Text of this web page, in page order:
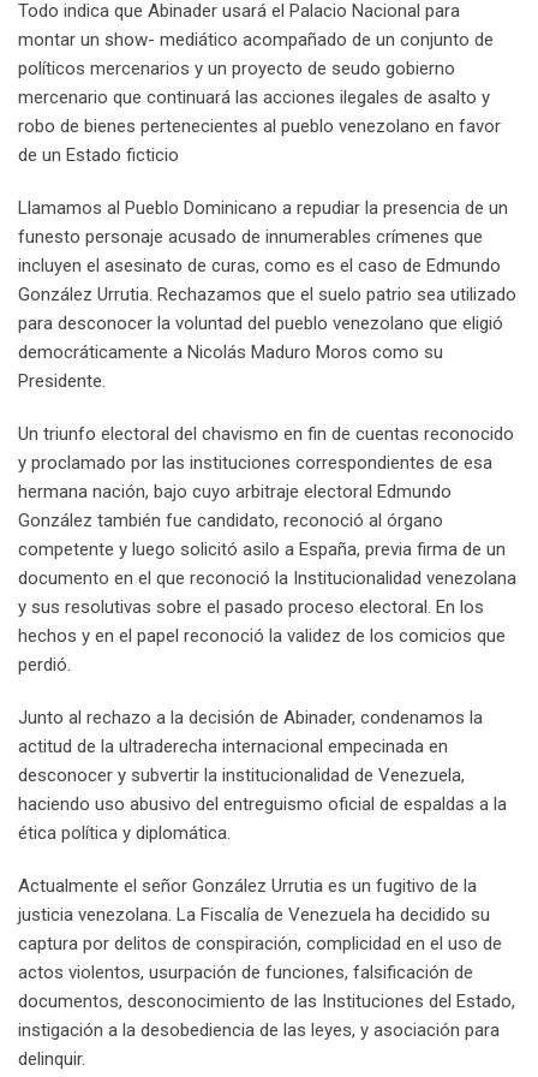
Todo indica que Abinader usará el Palacio Nacional para
montar un show- mediático acompañado de un conjunto de
políticos mercenarios y un proyecto de seudo gobierno
mercenario que continuará las acciones ilegales de asalto y
robo de bienes pertenecientes al pueblo venezolano en favor
de un Estado ficticio
Llamamos al Pueblo Dominicano a repudiar la presencia de un
funesto personaje acusado de innumerables crímenes que
incluyen el asesinato de curas, como es el caso de Edmundo
González Urrutia. Rechazamos que el suelo patrio sea utilizado
para desconocer la voluntad del pueblo venezolano que eligió
democráticamente a Nicolás Maduro Moros como su
Presidente.
Un triunfo electoral del chavismo en fin de cuentas reconocido
y proclamado por las instituciones correspondientes de esa
hermana nación, bajo cuyo arbitraje electoral Edmundo
González también fue candidato, reconoció al órgano
competente y luego solicitó asilo a España, previa firma de un
documento en el que reconoció la Institucionalidad venezolana
y sus resolutivas sobre el pasado proceso electoral. En los
hechos y en el papel reconoció la validez de los comicios que
perdió.
Junto al rechazo a la decisión de Abinader, condenamos la
actitud de la ultraderecha internacional empecinada en
desconocer y subvertir la institucionalidad de Venezuela,
haciendo uso abusivo del entreguismo oficial de espaldas a la
ética política y diplomática.
Actualmente el señor González Urrutia es un fugitivo de la
justicia venezolana. La Fiscalía de Venezuela ha decidido su
captura por delitos de conspiración, complicidad en el uso de
actos violentos, usurpación de funciones, falsificación de
documentos, desconocimiento de las Instituciones del Estado,
instigación a la desobediencia de las leyes, y asociación para
delinquir.